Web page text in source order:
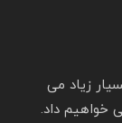
زیاد می
خواهیم داد.